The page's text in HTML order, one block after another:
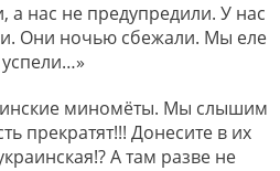
нас не предупредили. У нас
Они ночью сбежали. Мы еле
миномёты. Мы слышим
прекратят!!! Донесите в их
А там разве не